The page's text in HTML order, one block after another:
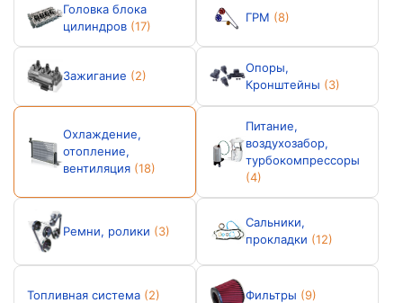
Головка блока
цилиндров (17)
ГРМ (8)
Зажигание (2)
Опоры,
Кронштейны (3)
Охлаждение,
отопление,
вентиляция (18)
Питание,
воздухозабор,
турбокомпрессоры
(4)
Ремни, ролики (3)
Сальники,
прокладки (12)
Топливная система (2) Фильтры (9)